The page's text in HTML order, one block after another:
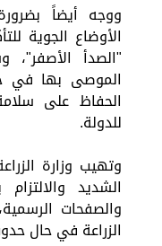
ووجه أيضاً
الأوضاع الجوية
"الصدأ الأصفر"،
الموصى بها في
الحفاظ على
للدولة.
وتهيب وزارة
الشديد
والصفحات
الزراعة في حال